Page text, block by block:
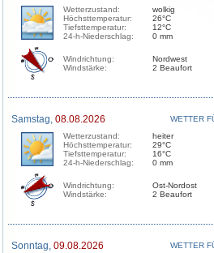
Wetterzustand:
Höchsttemperatur:
Tiefsttemperatur:
24-h-Niederschlag:
wolkig
26°C
12°C
0 mm
Windrichtung:
Windstärke:
Nordwest
2 Beaufort
Samstag, 08.08.2026
WETTER
Wetterzustand:
Höchsttemperatur:
Tiefsttemperatur:
24-h-Niederschlag:
heiter
29°C
16°C
0 mm
Windrichtung:
Windstärke:
Ost-Nordost
2 Beaufort
Sonntag, 09.08.2026
WETTER